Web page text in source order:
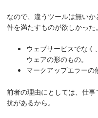
なので、違うツールは無い
件を満たすものが欲しかった。
ウェブサービスでなく
ウェアの形のもの。
マークアップエラーの
前者の理由にとしては、仕
抗があるから。